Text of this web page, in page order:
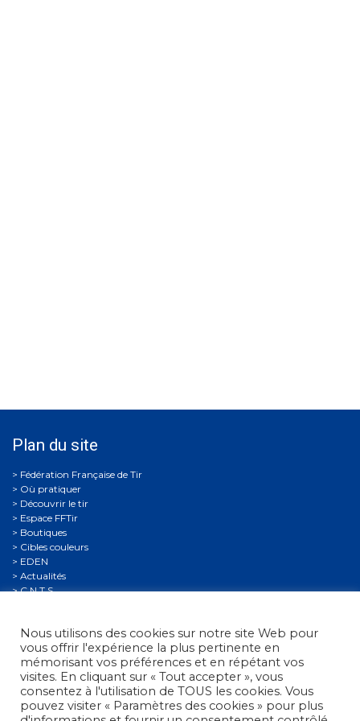
Plan du site
Où pratiquer
Découvrir le tir
Espace FFTir
Boutiques
Cibles couleurs
EDEN
Actualités
C.N.T.S.
Compétitions
Se former
Archives
Espace presse
Nous contacter
Informations légales
Nous utilisons des cookies sur notre site Web pour
vous offrir l'expérience la plus pertinente en
mémorisant vos préférences et en répétant vos
visites. En cliquant sur « Tout accepter », vous
consentez à l'utilisation de TOUS les cookies. Vous
pouvez visiter « Paramètres des cookies » pour plus